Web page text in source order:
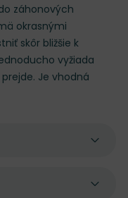
záhonových
okrasnými
skôr bližšie k
vyžiada
Je vhodná